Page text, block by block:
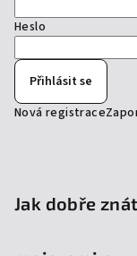
Heslo
Přihlásit se
Nová registrace
Jak dobře